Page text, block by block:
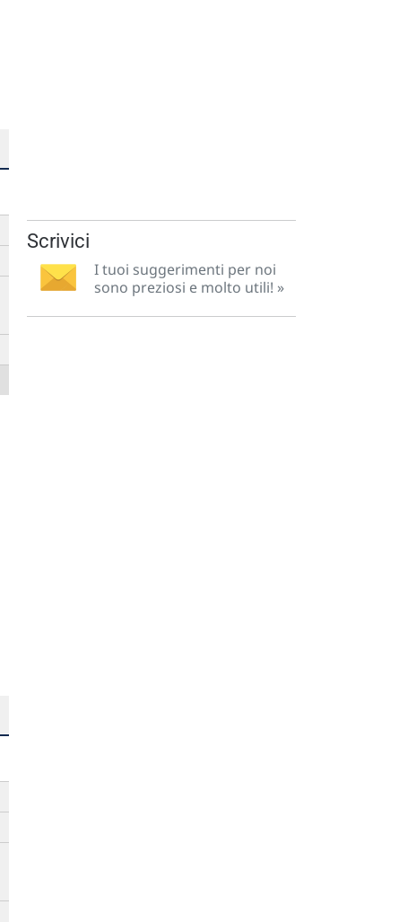
Scrivici
I tuoi suggerimenti per noi
sono preziosi e molto utili! »